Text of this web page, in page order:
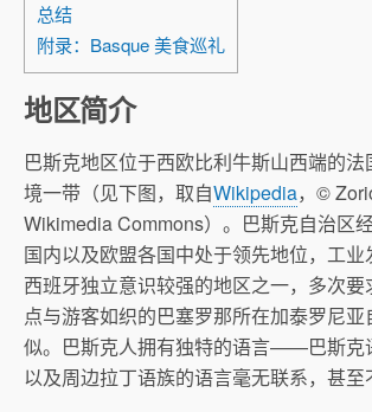
总结
附录：Basque 美食巡礼
地区简介
巴斯克地区位于西欧比利牛斯山西端的法
境一带（见下图，取自Wikipedia，©
Wikimedia Commons）。巴斯克自治区
国内以及欧盟各国中处于领先地位，工业
西班牙独立意识较强的地区之一，多次要
点与游客如织的巴塞罗那所在加泰罗尼亚
似。巴斯克人拥有独特的语言——巴斯克
以及周边拉丁语族的语言毫无联系，甚至